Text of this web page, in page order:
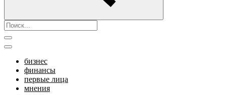
бизнес
финансы
первые лица
мнения